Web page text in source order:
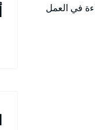
في العمل